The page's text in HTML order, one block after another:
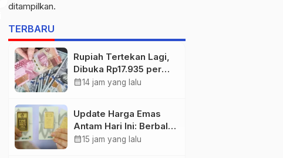
ditampilkan.
TERBARU
Rupiah Tertekan Lagi,
Dibuka Rp17.935 per
Dolar AS
calendar_month14 jam yang lalu
Update Harga Emas
Antam Hari Ini: Berbalik
Arah! Anjlok Rp29.000
calendar_month15 jam yang lalu